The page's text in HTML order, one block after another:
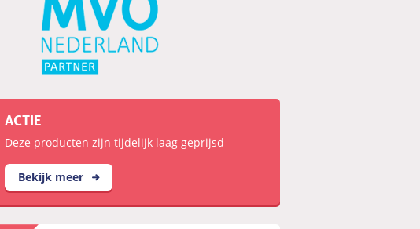
ACTIE
Deze producten zijn tijdelijk laag geprijsd
Bekijk meer